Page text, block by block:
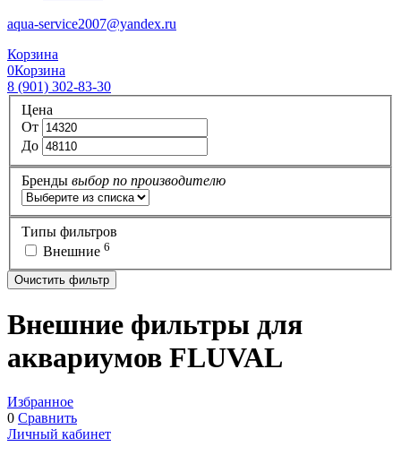
aqua-service2007@yandex.ru
Корзина
0Корзина
8 (901) 302-83-30
Цена
От
До
Бренды выбор по производителю
Типы фильтров
Внешние 6
Очистить фильтр
Внешние фильтры для
аквариумов FLUVAL
Избранное
0 Сравнить
Личный кабинет